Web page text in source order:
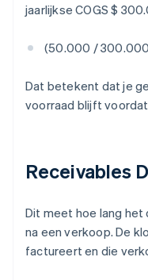
jaarlijkse COGS $
(50.000 /
Dat betekent dat je
voorraad blijft
Receivables
Dit meet hoe lang
na een verkoop. De
factureert en die